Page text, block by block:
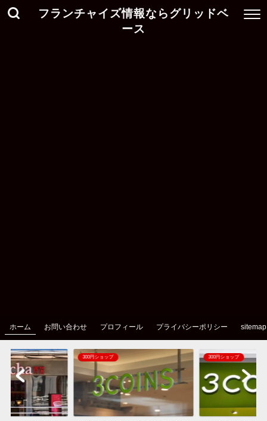
フランチャイズ情報ならグリッドベ
ース
ホーム お問い合わせ プロフィール プライバシーポリシー sitemap
300円ショップ 300円ショップ